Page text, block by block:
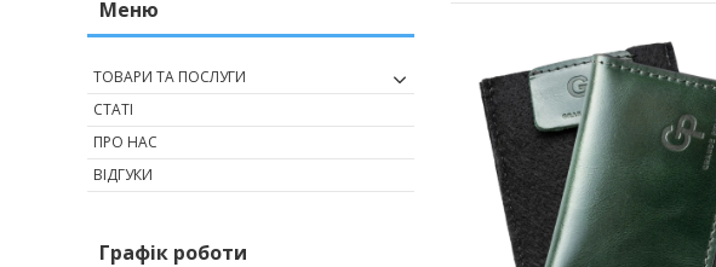
ТОВАРИ ТА ПОСЛУГИ
СТАТІ
ПРО НАС
ВІДГУКИ
Графік роботи